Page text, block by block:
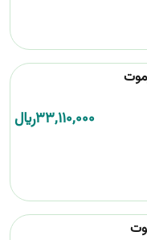
33,110,000﷼